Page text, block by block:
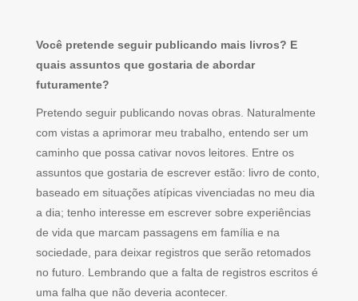
Você pretende seguir publicando mais livros? E
quais assuntos que gostaria de abordar
futuramente?
Pretendo seguir publicando novas obras. Naturalmente
com vistas a aprimorar meu trabalho, entendo ser um
caminho que possa cativar novos leitores. Entre os
assuntos que gostaria de escrever estão: livro de conto,
baseado em situações atípicas vivenciadas no meu dia
a dia; tenho interesse em escrever sobre experiências
de vida que marcam passagens em família e na
sociedade, para deixar registros que serão retomados
no futuro. Lembrando que a falta de registros escritos é
uma falha que não deveria acontecer.